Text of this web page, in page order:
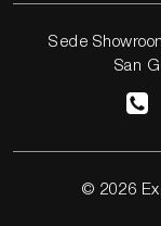
Sede
San
© 2026